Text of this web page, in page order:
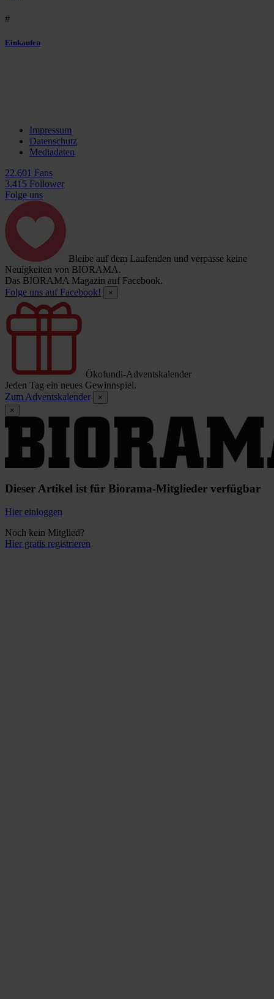
#
Einkaufen
Impressum
Datenschutz
Mediadaten
22.601 Fans
3.415 Follower
Folge uns
Bleibe auf dem Laufenden und verpasse keine
Neuigkeiten von BIORAMA.
Das BIORAMA Magazin auf Facebook.
Folge uns auf Facebook!
×
Ökofundi-Adventskalender
Jeden Tag ein neues Gewinnspiel.
Zum Adventskalender
×
×
Dieser Artikel ist für Biorama-Mitglieder verfügbar
Hier einloggen
Noch kein Mitglied?
Hier gratis registrieren